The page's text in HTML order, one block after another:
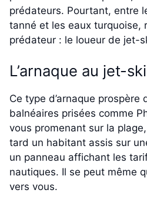
prédateurs. Pourtant, entre
tanné et les eaux turquoise,
prédateur : le loueur de jet-
L’arnaque au jet-ski
Ce type d’arnaque
balnéaires prisées comme
vous promenant sur la
tard un habitant assis sur
un panneau affichant les
nautiques. Il se peut même
vers vous.